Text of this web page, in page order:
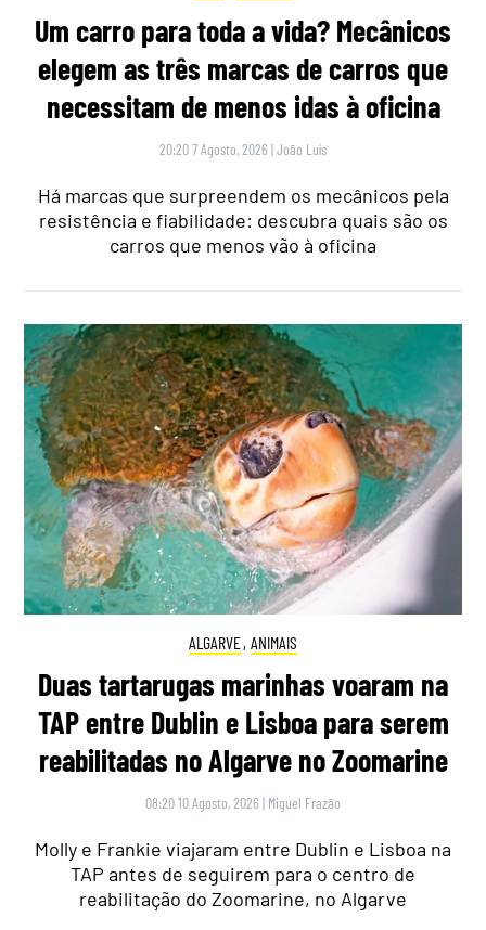
Um carro para toda a vida? Mecânicos
elegem as três marcas de carros que
necessitam de menos idas à oficina
20:20 7 Agosto, 2026 |João Luís
Há marcas que surpreendem os mecânicos pela
resistência e fiabilidade: descubra quais são os
carros que menos vão à oficina
ALGARVE, ANIMAIS
Duas tartarugas marinhas voaram na
TAP entre Dublin e Lisboa para serem
reabilitadas no Algarve no Zoomarine
08:20 10 Agosto, 2026 | Miguel Frazão
Molly e Frankie viajaram entre Dublin e Lisboa na
TAP antes de seguirem para o centro de
reabilitação do Zoomarine, no Algarve